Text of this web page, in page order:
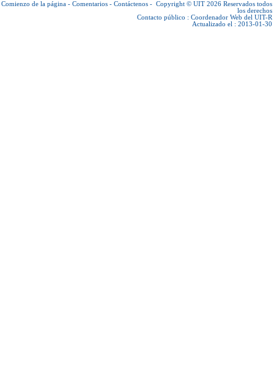
Comienzo de la página - Comentarios - Contáctenos - Copyright © UIT 2026 Reservados todos
los derechos
Contacto público : Coordenador Web del UIT-R
Actualizado el : 2013-01-30